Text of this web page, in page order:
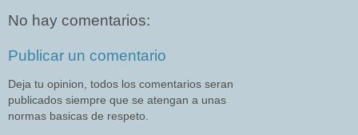
No hay comentarios:
Publicar un comentario
Deja tu opinion, todos los comentarios seran
publicados siempre que se atengan a unas
normas basicas de respeto.